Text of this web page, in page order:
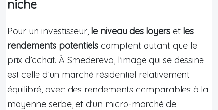
niche
Pour un investisseur, le niveau des loyers et les
rendements potentiels comptent autant que le
prix d’achat. À Smederevo, l’image qui se dessine
est celle d’un marché résidentiel relativement
équilibré, avec des rendements comparables à la
moyenne serbe, et d’un micro-marché de